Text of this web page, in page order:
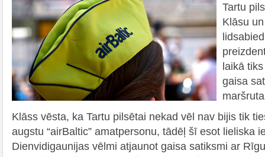
Tartu
Klāsu
laikā
gaisa
Klāss vēsta, ka Tartu pilsētai nekad vēl nav bijis tik
augstu “airBaltic” amatpersonu, tādēļ šī esot lieliska
Dienvidigaunijas vēlmi atjaunot gaisa satiksmi ar